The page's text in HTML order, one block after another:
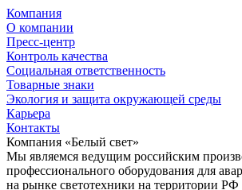
Компания
О компании
Пресс-центр
Контроль качества
Социальная ответственность
Товарные знаки
Экология и защита окружающей среды
Карьера
Контакты
Компания «Белый свет»
Мы являемся ведущим российским
профессионального оборудования для
на рынке светотехники на территории